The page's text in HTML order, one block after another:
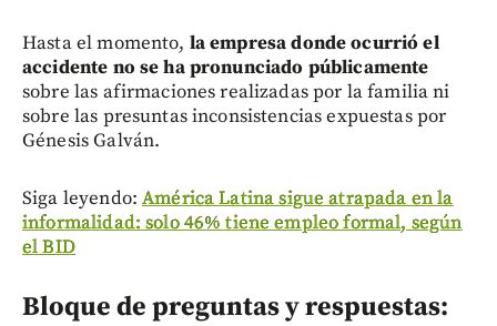
Hasta el momento, la empresa donde ocurrió el
accidente no se ha pronunciado públicamente
sobre las afirmaciones realizadas por la familia ni
sobre las presuntas inconsistencias expuestas por
Génesis Galván.
Siga leyendo:América Latina sigue atrapada en la
informalidad: solo 46% tiene empleo formal, según
el BID
Bloque de preguntas y respuestas: